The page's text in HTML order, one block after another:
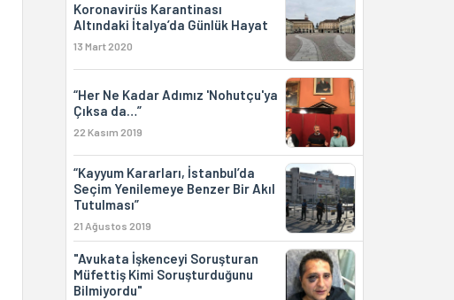
Koronavirüs Karantinası
Altındaki İtalya’da Günlük Hayat
13 Mart 2020
“Her Ne Kadar Adımız 'Nohutçu'ya
Çıksa da…”
22 Kasım 2019
“Kayyum Kararları, İstanbul’da
Seçim Yenilemeye Benzer Bir Akıl
Tutulması”
21 Ağustos 2019
"Avukata İşkenceyi Soruşturan
Müfettiş Kimi Soruşturduğunu
Bilmiyordu"